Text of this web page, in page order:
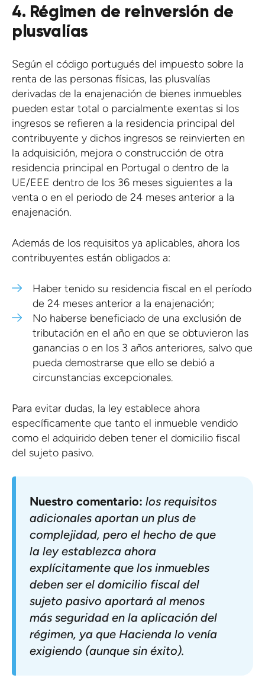
4. Régimen de reinversión de
plusvalías
Según el código portugués del impuesto sobre la
renta de las personas físicas, las plusvalías
derivadas de la enajenación de bienes inmuebles
pueden estar total o parcialmente exentas si los
ingresos se refieren a la residencia principal del
contribuyente y dichos ingresos se reinvierten en
la adquisición, mejora o construcción de otra
residencia principal en Portugal o dentro de la
UE/EEE dentro de los 36 meses siguientes a la
venta o en el periodo de 24 meses anterior a la
enajenación.
Además de los requisitos ya aplicables, ahora los
contribuyentes están obligados a:
Haber tenido su residencia fiscal en el período
de 24 meses anterior a la enajenación;
No haberse beneficiado de una exclusión de
tributación en el año en que se obtuvieron las
ganancias o en los 3 años anteriores, salvo que
pueda demostrarse que ello se debió a
circunstancias excepcionales.
Para evitar dudas, la ley establece ahora
específicamente que tanto el inmueble vendido
como el adquirido deben tener el domicilio fiscal
del sujeto pasivo.
Nuestro comentario: los requisitos
adicionales aportan un plus de
complejidad, pero el hecho de que
la ley establezca ahora
explícitamente que los inmuebles
deben ser el domicilio fiscal del
sujeto pasivo aportará al menos
más seguridad en la aplicación del
régimen, ya que Hacienda lo venía
exigiendo (aunque sin éxito).